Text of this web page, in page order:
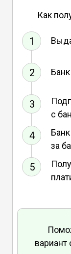
Как
5
4
3
2
1
за
с